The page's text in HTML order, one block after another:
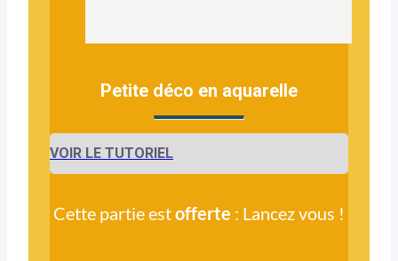
Petite déco en aquarelle
VOIR LE TUTORIEL
Cette partie estofferte : Lancez vous !